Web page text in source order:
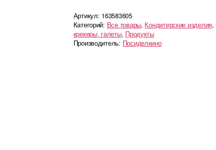
Артикул: 163583605
Категорий: Все товары, Кондитерские изделия,
крекеры, галеты, Продукты
Производитель: Посиделкино